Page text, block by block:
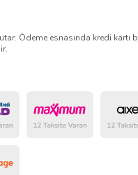
Ödeme esnasında kredi kartı